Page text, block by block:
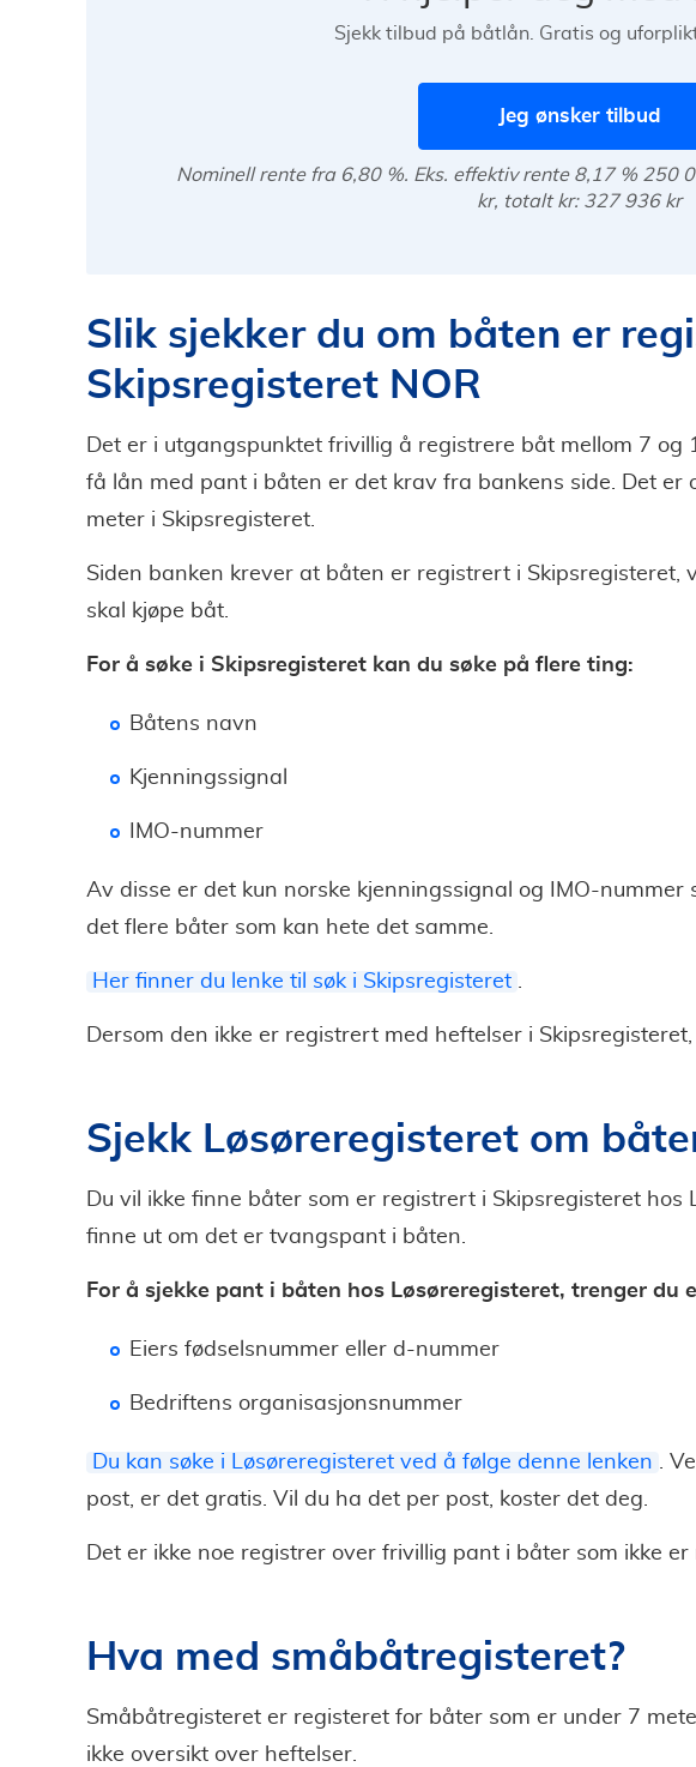
Sjekk tilbud på båtlån. Gratis og
Jeg ønsker tilbud
Nominell rente fra 6,80 %. Eks. effektiv rente 8,17 % 250
kr, totalt kr: 327 936 kr
Slik sjekker du om båten er
Skipsregisteret NOR
Det er i utgangspunktet frivillig å registrere båt mellom 7 og
få lån med pant i båten er det krav fra bankens side. Det er
meter i Skipsregisteret.
Siden banken krever at båten er registrert i
skal kjøpe båt.
For å søke i Skipsregisteret kan du søke på flere ting:
Båtens navn
Kjenningssignal
IMO-nummer
Av disse er det kun norske kjenningssignal og IMO-nummer
det flere båter som kan hete det samme.
Her finner du lenke til søk i Skipsregisteret .
Dersom den ikke er registrert med heftelser i
Sjekk Løsøreregisteret om
Du vil ikke finne båter som er registrert i Skipsregisteret hos
finne ut om det er tvangspant i båten.
For å sjekke pant i båten hos Løsøreregisteret, trenger du
Eiers fødselsnummer eller d-nummer
Bedriftens organisasjonsnummer
Du kan søke i Løsøreregisteret ved å følge denne lenken .
post, er det gratis. Vil du ha det per post, koster det deg.
Det er ikke noe registrer over frivillig pant i båter som ikke
Hva med småbåtregisteret?
Småbåtregisteret er registeret for båter som er under 7
ikke oversikt over heftelser.